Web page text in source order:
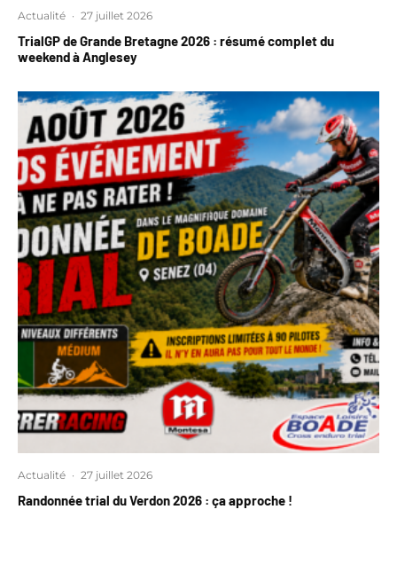
Actualité · 27 juillet 2026
TrialGP de Grande Bretagne 2026 : résumé complet du
weekend à Anglesey
Actualité · 27 juillet 2026
Randonnée trial du Verdon 2026 : ça approche !